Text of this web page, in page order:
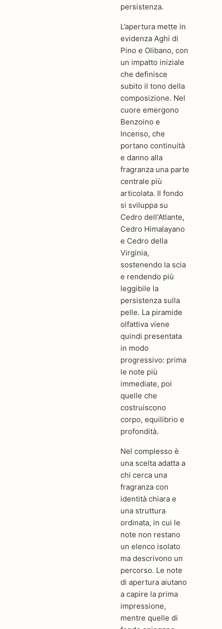
persistenza.
L’apertura mette in
evidenza Aghi di
Pino e Olibano, con
un impatto iniziale
che definisce
subito il tono della
composizione. Nel
cuore emergono
Benzoino e
Incenso, che
portano continuità
e danno alla
fragranza una parte
centrale più
articolata. Il fondo
si sviluppa su
Cedro dell'Atlante,
Cedro Himalayano
e Cedro della
Virginia,
sostenendo la scia
e rendendo più
leggibile la
persistenza sulla
pelle. La piramide
olfattiva viene
quindi presentata
in modo
progressivo: prima
le note più
immediate, poi
quelle che
costruiscono
corpo, equilibrio e
profondità.
Nel complesso è
una scelta adatta a
chi cerca una
fragranza con
identità chiara e
una struttura
ordinata, in cui le
note non restano
un elenco isolato
ma descrivono un
percorso. Le note
di apertura aiutano
a capire la prima
impressione,
mentre quelle di